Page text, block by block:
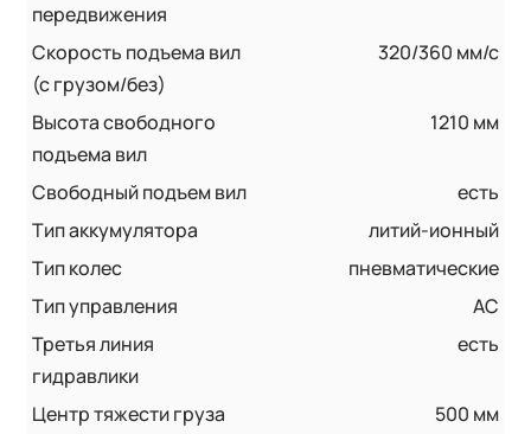
передвижения
Скорость подъема вил
(с грузом/без)
320/360 мм/с
Высота свободного
подъема вил
1210 мм
Свободный подъем вил
есть
Тип аккумулятора
литий-ионный
Тип колес
пневматические
Тип управления
AC
Третья линия
гидравлики
есть
Центр тяжести груза 500 мм